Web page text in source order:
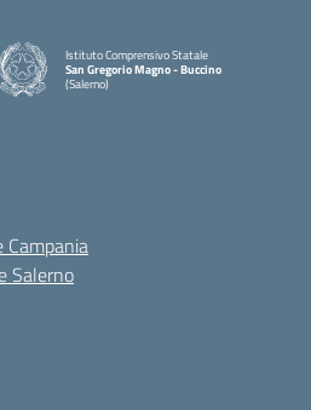
Istituto Comprensivo Statale
San Gregorio Magno - Buccino
(Salerno)
Campania
Salerno